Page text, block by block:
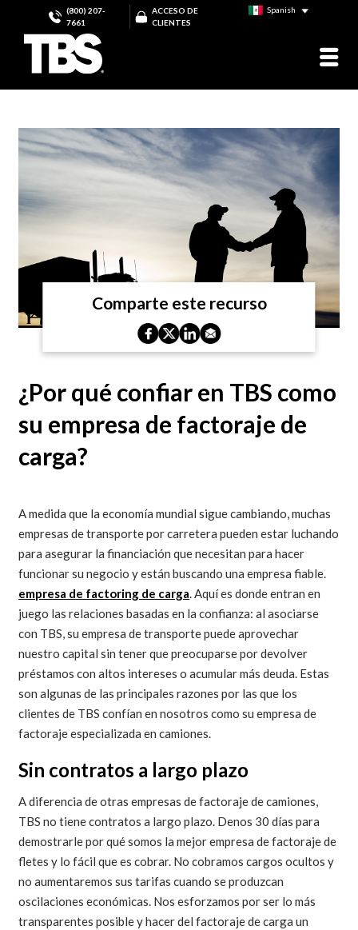
(800) 207-
7661
ACCESO DE
CLIENTES
Spanish
Comparte este recurso
¿Por qué confiar en TBS como
su empresa de factoraje de
carga?
A medida que la economía mundial sigue cambiando, muchas
empresas de transporte por carretera pueden estar luchando
para asegurar la financiación que necesitan para hacer
funcionar su negocio y están buscando una empresa fiable.
empresa de factoring de carga. Aquí es donde entran en
juego las relaciones basadas en la confianza: al asociarse
con TBS, su empresa de transporte puede aprovechar
nuestro capital sin tener que preocuparse por devolver
préstamos con altos intereses o acumular más deuda. Estas
son algunas de las principales razones por las que los
clientes de TBS confían en nosotros como su empresa de
factoraje especializada en camiones.
Sin contratos a largo plazo
A diferencia de otras empresas de factoraje de camiones,
TBS no tiene contratos a largo plazo. Denos 30 días para
demostrarle por qué somos la mejor empresa de factoraje de
fletes y lo fácil que es cobrar. No cobramos cargos ocultos y
no aumentaremos sus tarifas cuando se produzcan
oscilaciones económicas. Nos esforzamos por ser lo más
transparentes posible y hacer del factoraje de carga un